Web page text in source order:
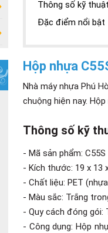
Thông số kỹ thuật
Đặc điểm nổi bật
Hộp nhựa
Nhà máy nhựa Phú
chuộng hiện nay.
Thông số kỹ
- Mã sản phẩm: C55S
- Kích thước: 19 x 13
- Chất liệu: PET
- Màu sắc: Trắng
- Quy cách đóng gói:
- Công dụng: Hộp